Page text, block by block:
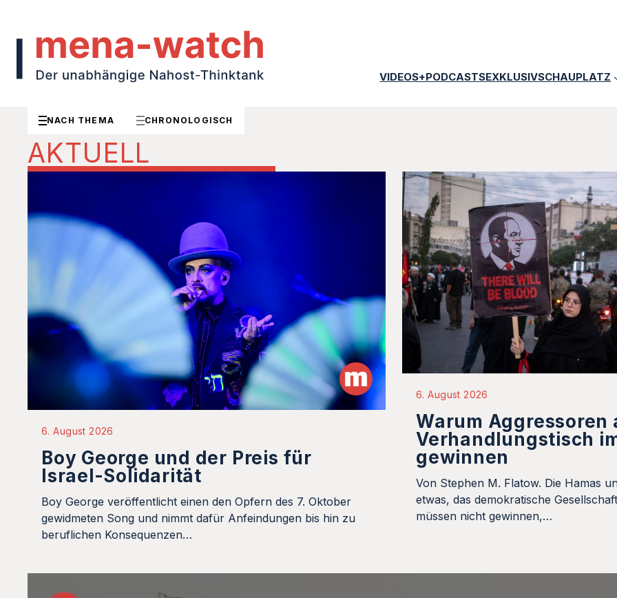
VIDEOS+PODCASTSEXKLUSIVSCHAUPLATZ
NACH THEMA CHRONOLOGISCH
AKTUELL
6. August 2026
Boy George und der Preis für
Israel-Solidarität
Boy George veröffentlicht einen den Opfern des 7. Oktober
gewidmeten Song und nimmt dafür Anfeindungen bis hin zu
beruflichen Konsequenzen…
6. August 2026
Warum Aggressoren
Verhandlungstisch
gewinnen
Von Stephen M. Flatow. Die Hamas
etwas, das demokratische
müssen nicht gewinnen,…